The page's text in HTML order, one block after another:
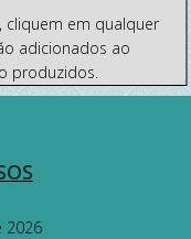
cliquem em qualquer
adicionados ao
produzidos.
2026